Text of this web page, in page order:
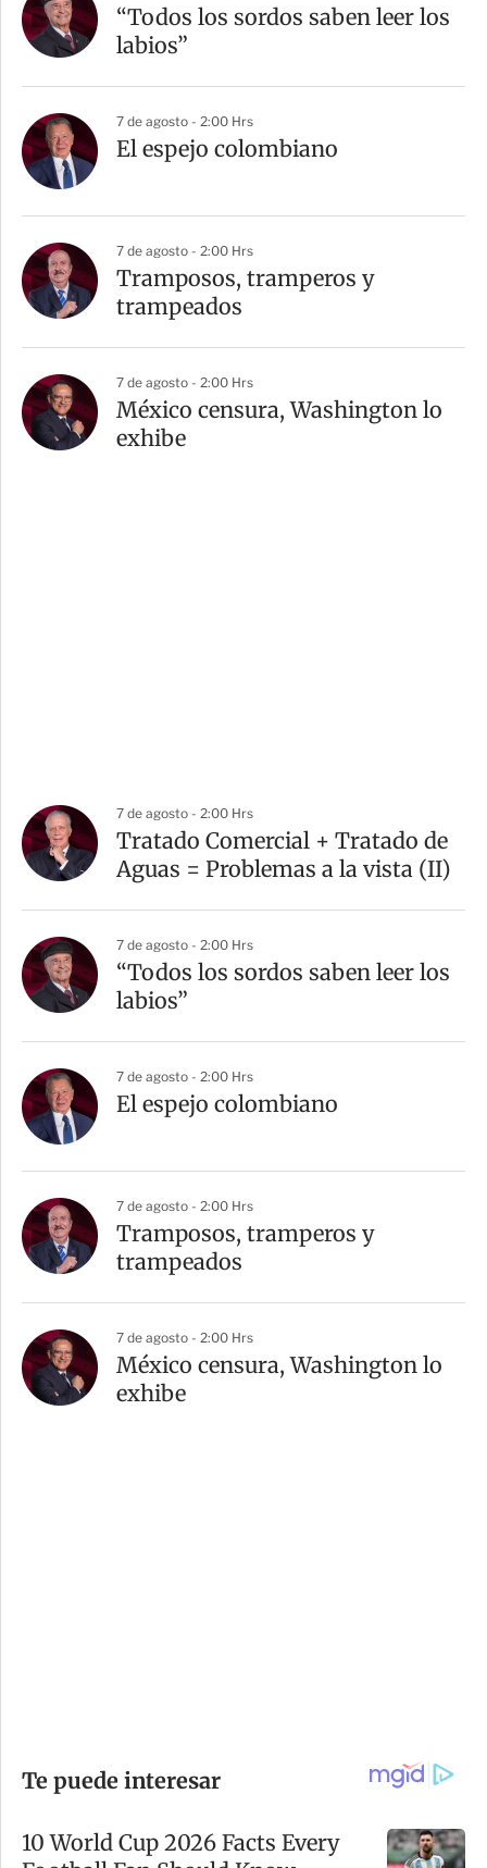
“Todos los sordos saben leer los
labios”
7 de agosto - 2:00 Hrs
El espejo colombiano
7 de agosto - 2:00 Hrs
Tramposos, tramperos y
trampeados
7 de agosto - 2:00 Hrs
México censura, Washington lo
exhibe
7 de agosto - 2:00 Hrs
Tratado Comercial + Tratado de
Aguas = Problemas a la vista (II)
7 de agosto - 2:00 Hrs
“Todos los sordos saben leer los
labios”
7 de agosto - 2:00 Hrs
El espejo colombiano
7 de agosto - 2:00 Hrs
Tramposos, tramperos y
trampeados
7 de agosto - 2:00 Hrs
México censura, Washington lo
exhibe